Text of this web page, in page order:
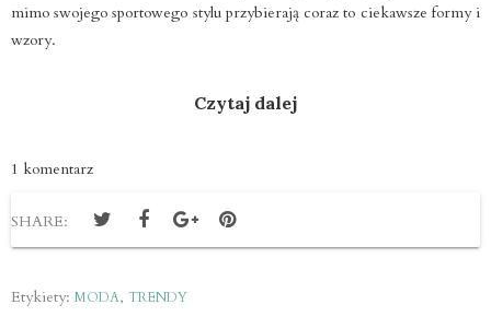
mimo swojego sportowego stylu przybierają coraz to ciekawsze formy i
wzory.
Czytaj dalej
1 komentarz
SHARE:
Etykiety: MODA, TRENDY